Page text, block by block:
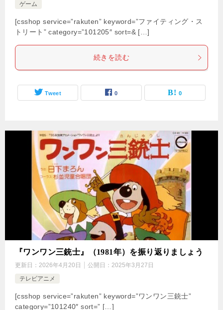
ゲーム
[csshop service=”rakuten” keyword=”ファイティング・ス
トリート” category=”101205″ sort=& […]
続きを読む
Tweet 0 0
『ワンワン三銃士』（1981年）を振り返りましょう
更新日： 2026年4月20日 公開日： 2025年3月27日
テレビアニメ
[csshop service=”rakuten” keyword=”ワンワン三銃士”
category=”101240″ sort=” […]